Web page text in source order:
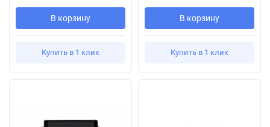
В корзину
Купить в 1 клик
В корзину
Купить в 1 клик